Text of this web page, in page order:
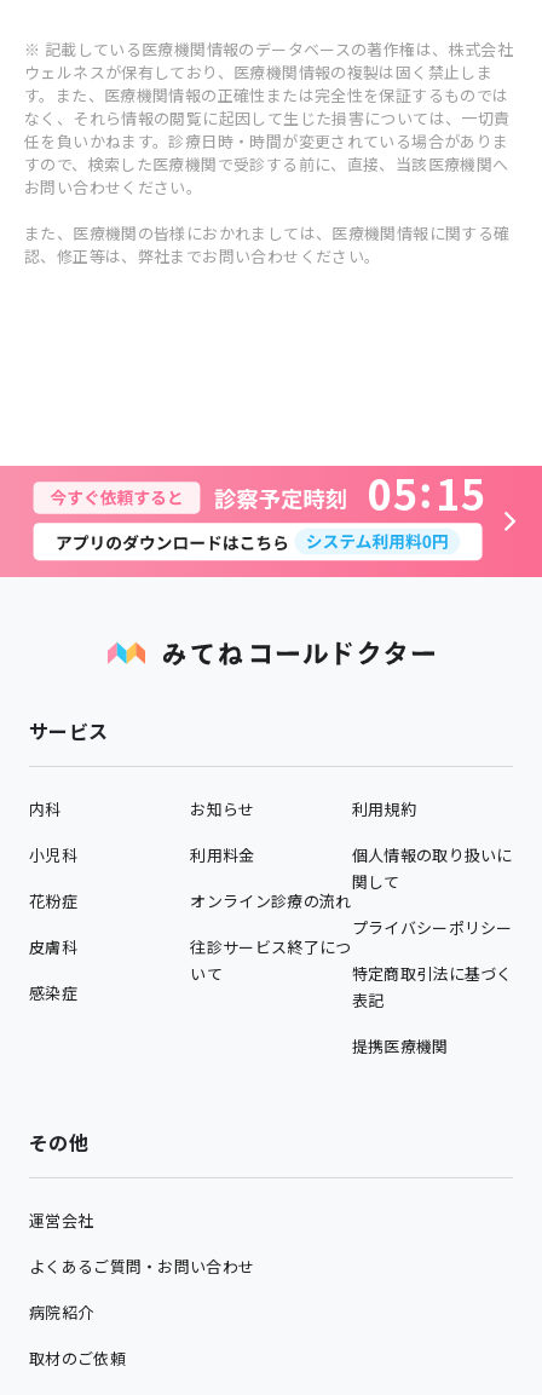
※ 記載している医療機関情報のデータベースの著作権は、株式会社
ウェルネスが保有しており、医療機関情報の複製は固く禁止しま
す。また、医療機関情報の正確性または完全性を保証するものでは
なく、それら情報の閲覧に起因して生じた損害については、一切責
任を負いかねます。診療日時・時間が変更されている場合がありま
すので、検索した医療機関で受診する前に、直接、当該医療機関へ
お問い合わせください。
また、医療機関の皆様におかれましては、医療機関情報に関する確
認、修正等は、弊社までお問い合わせください。
05 15
サービス
内科
小児科
花粉症
皮膚科
感染症
お知らせ
利用料金
オンライン診療の流れ
往診サービス終了につ
いて
利用規約
個人情報の取り扱いに
関して
プライバシーポリシー
特定商取引法に基づく
表記
提携医療機関
その他
運営会社
よくあるご質問・お問い合わせ
病院紹介
取材のご依頼